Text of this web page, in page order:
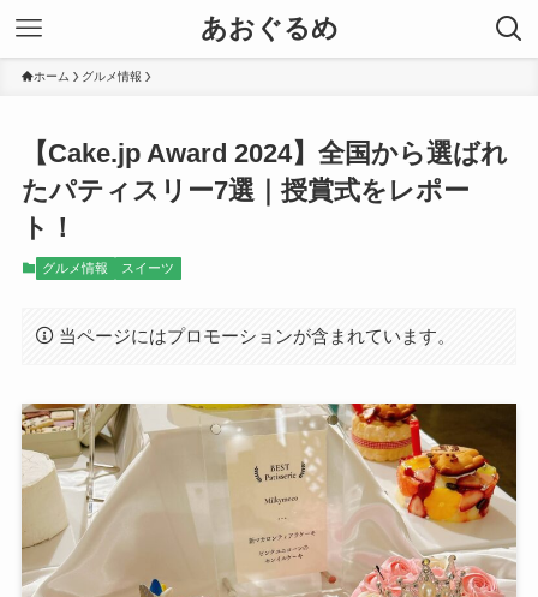
あおぐるめ
ホーム グルメ情報
【Cake.jp Award 2024】全国から選ばれ
たパティスリー7選｜授賞式をレポー
ト！
グルメ情報 スイーツ
当ページにはプロモーションが含まれています。